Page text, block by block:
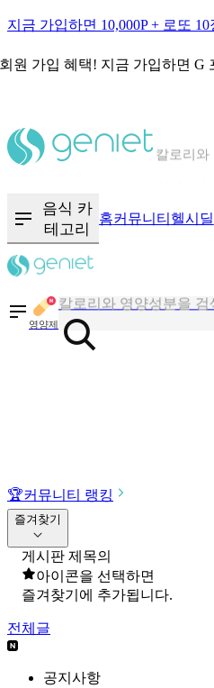
지금 가입하면 10,000P + 로또 10
원 가입 혜택! 지금 가입하면 G
혈당 · 다
음식 카
테고리
홈커뮤니티 헬시딜
영양제
칼로리와 영양성분을
혈당 · 다이어트 음식 검
음식 · 영양제 리뷰를 찾
🏆커뮤니티 랭킹
즐겨찾기
게시판 제목의
아이콘을 선택하면
즐겨찾기에 추가됩니다.
전체글
공지사항